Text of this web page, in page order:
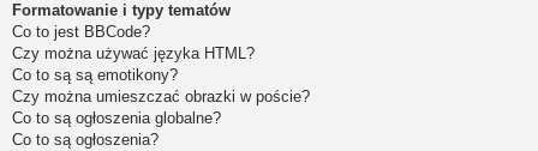
Formatowanie i typy tematów
Co to jest BBCode?
Czy można używać języka HTML?
Co to są są emotikony?
Czy można umieszczać obrazki w poście?
Co to są ogłoszenia globalne?
Co to są ogłoszenia?